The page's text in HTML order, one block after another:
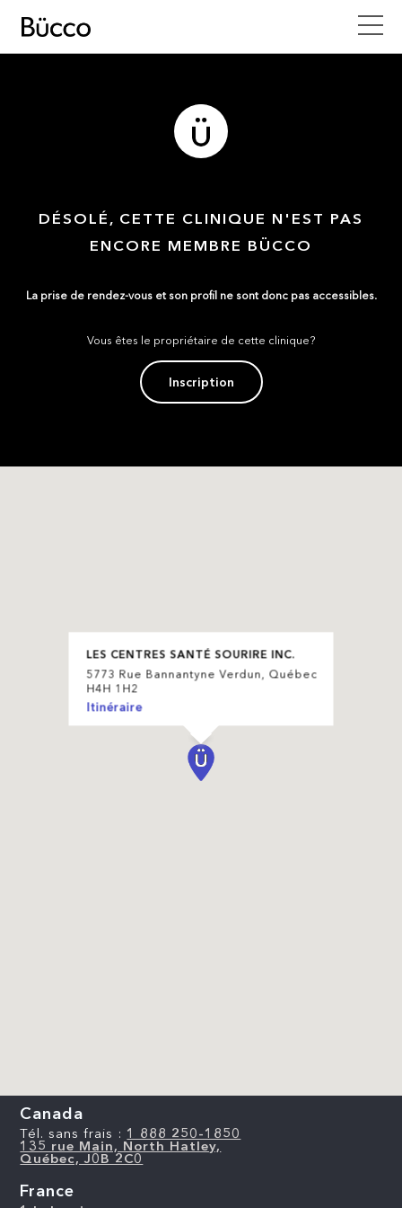
DÉSOLÉ, CETTE CLINIQUE N'EST PAS
ENCORE MEMBRE BÜCCO
La prise de rendez-vous et son profil ne sont donc pas accessibles.
Vous êtes le propriétaire de cette clinique?
Inscription
LES CENTRES SANTÉ SOURIRE INC.
5773 Rue Bannantyne Verdun, Québec
H4H 1H2
Itinéraire
Canada
Tél. sans frais : 1 888 250-1850
135 rue Main, North Hatley,
Québec, J0B 2C0
France